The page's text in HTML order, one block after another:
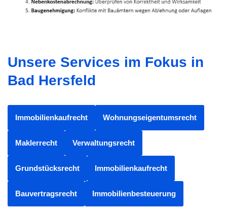
Unsere Services im Fokus in
Bad Hersfeld
Immobilienkaufrecht Wohnungseigentumsrecht
Maklerrecht Verwaltungsrecht
Grundstücksrecht Immobilienkaufrecht
Bauvertragsrecht Immobilienbesteuerung